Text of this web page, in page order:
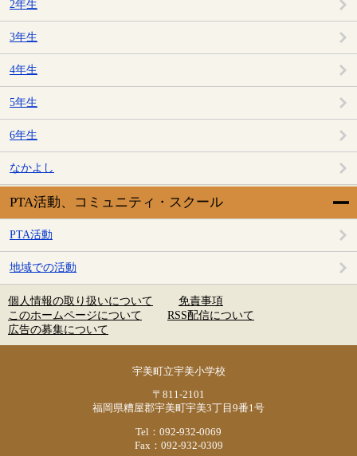
2年生
3年生
4年生
5年生
6年生
なかよし
PTA活動、コミュニティ・スクール
PTA活動
地域での活動
個人情報の取り扱いについて
免責事項
このホームページについて
RSS配信について
広告の募集について
宇美町立宇美小学校
〒811-2101
福岡県糟屋郡宇美町宇美3丁目9番1号
Tel：092-932-0069
Fax：092-932-0309